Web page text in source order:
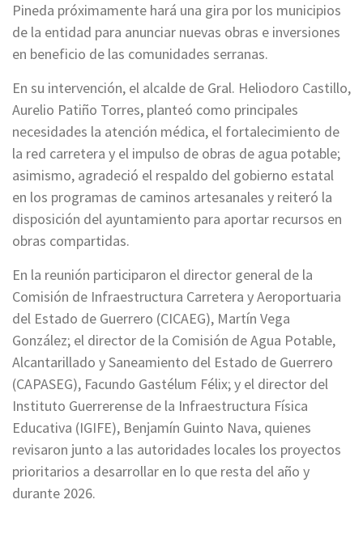
Pineda próximamente hará una gira por los municipios
de la entidad para anunciar nuevas obras e inversiones
en beneficio de las comunidades serranas.
En su intervención, el alcalde de Gral. Heliodoro Castillo,
Aurelio Patiño Torres, planteó como principales
necesidades la atención médica, el fortalecimiento de
la red carretera y el impulso de obras de agua potable;
asimismo, agradeció el respaldo del gobierno estatal
en los programas de caminos artesanales y reiteró la
disposición del ayuntamiento para aportar recursos en
obras compartidas.
En la reunión participaron el director general de la
Comisión de Infraestructura Carretera y Aeroportuaria
del Estado de Guerrero (CICAEG), Martín Vega
González; el director de la Comisión de Agua Potable,
Alcantarillado y Saneamiento del Estado de Guerrero
(CAPASEG), Facundo Gastélum Félix; y el director del
Instituto Guerrerense de la Infraestructura Física
Educativa (IGIFE), Benjamín Guinto Nava, quienes
revisaron junto a las autoridades locales los proyectos
prioritarios a desarrollar en lo que resta del año y
durante 2026.